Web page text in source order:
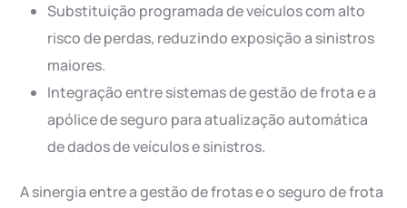
Substituição programada de veículos com alto
risco de perdas, reduzindo exposição a sinistros
maiores.
Integração entre sistemas de gestão de frota e a
apólice de seguro para atualização automática
de dados de veículos e sinistros.
A sinergia entre a gestão de frotas e o seguro de frota